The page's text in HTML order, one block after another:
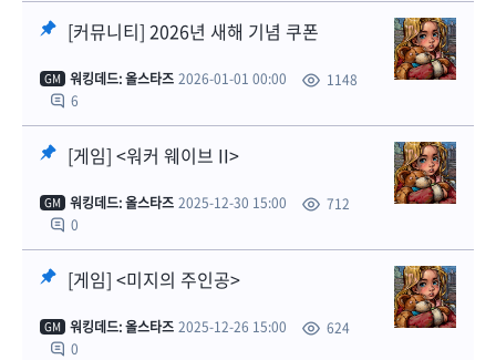
[커뮤니티] 2026년 새해 기념 쿠폰
GM 워킹데드: 올스타즈 2026-01-01 00:00
1148
6
[게임] <워커 웨이브 II>
GM 워킹데드: 올스타즈 2025-12-30 15:00
712
0
[게임] <미지의 주인공>
GM 워킹데드: 올스타즈 2025-12-26 15:00
624
0